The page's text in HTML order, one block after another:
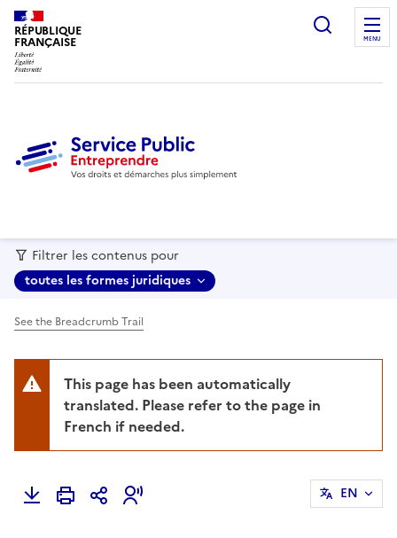
RÉPUBLIQUE
FRANÇAISE MENU
Filtrer les contenus pour
toutes les formes juridiques
See the Breadcrumb Trail
This page has been automatically
translated. Please refer to the page in
French if needed.
EN